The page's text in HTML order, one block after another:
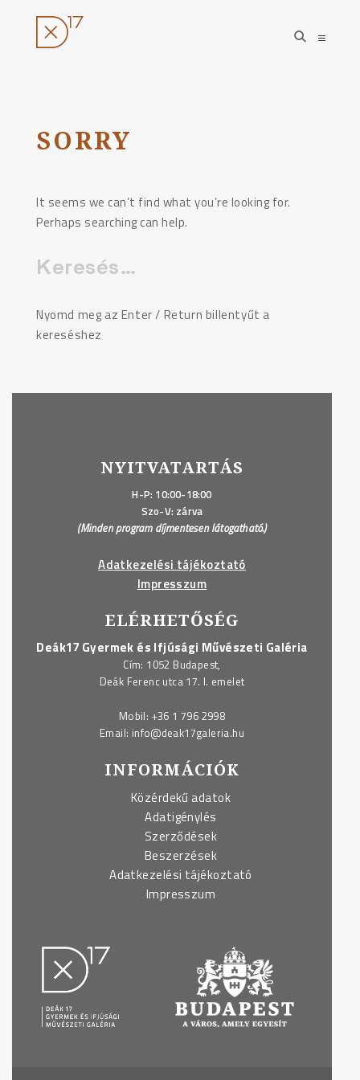
tartalomhoz
open
search
open
SORRY
It seems we can’t find what you’re looking for.
Perhaps searching can help.
Keresés:
Nyomd meg az Enter / Return billentyűt a
kereséshez
NYITVATARTÁS
H-P: 10:00-18:00
Szo-V: zárva
(Minden program díjmentesen látogatható.)
Adatkezelési tájékoztató
Impresszum
ELÉRHETŐSÉG
Deák17 Gyermek és Ifjúsági Művészeti Galéria
Cím: 1052 Budapest,
Deák Ferenc utca 17. I. emelet
Mobil: +36 1 796 2998
Email: info@deak17galeria.hu
INFORMÁCIÓK
Közérdekű adatok
Adatigénylés
Szerződések
Beszerzések
Adatkezelési tájékoztató
Impresszum